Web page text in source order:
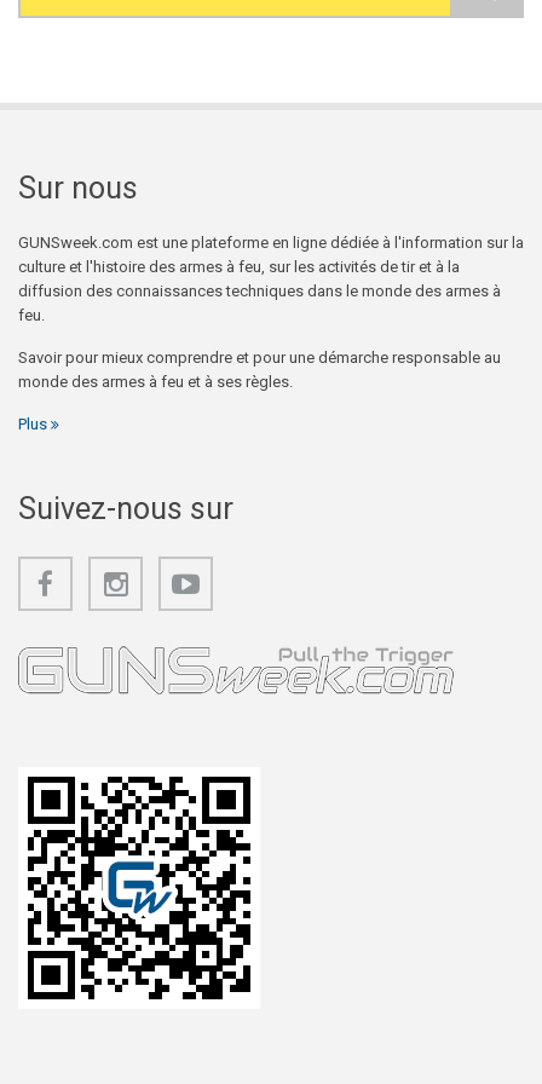
Search form
Sur nous
GUNSweek.com est une plateforme en ligne dédiée à l'information sur la
culture et l'histoire des armes à feu, sur les activités de tir et à la
diffusion des connaissances techniques dans le monde des armes à
feu.
Savoir pour mieux comprendre et pour une démarche responsable au
monde des armes à feu et à ses règles.
Plus
Suivez-nous sur